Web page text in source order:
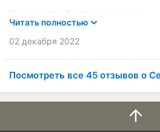
Комфорт при движении
Бесшумность в движении
Эффективность
Читать полностью
02 декабря 2022
Посмотреть все 45 отзывов о